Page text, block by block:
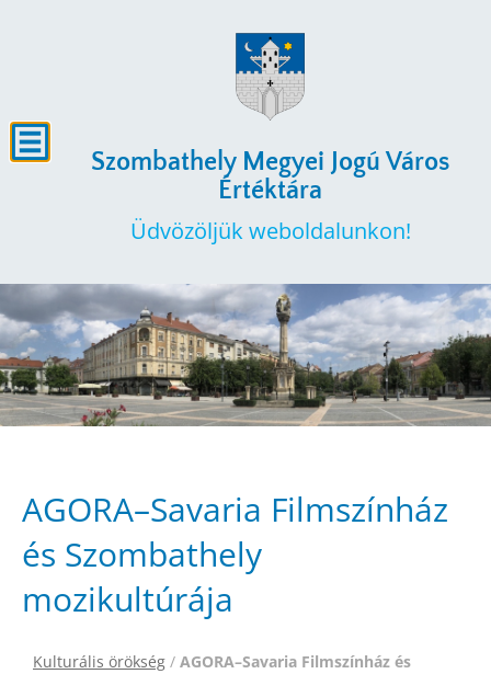
Szombathely Megyei Jogú Város
Értéktára
Üdvözöljük weboldalunkon!
AGORA–Savaria Filmszínház
és Szombathely
mozikultúrája
Kulturális örökség / AGORA–Savaria Filmszínház és